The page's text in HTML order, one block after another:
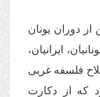
دوران یونان
ایرانیان،
فلسفه غربى
كه از دكارت